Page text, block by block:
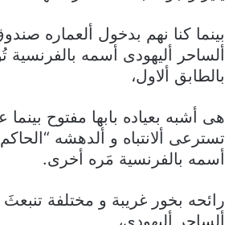
بينما كنا نهم بدخول ألعماره
ألساحر أليهودى أسمه بالفرنسية
بالطابق ألاول،
هى أشبه بعياده بابها مفتوح
تسترعى ألانتباه و ألدهشه
أسمه بالفرنسية مَره أخرى.
رائحه بخور غريبة و مختلفة